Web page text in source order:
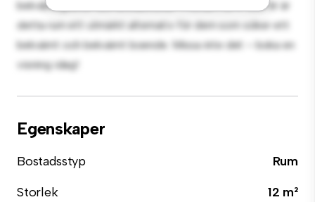
bekvämligheter och attraktioner. Prisvärt till 4 500 kr är
detta rum ett utmärkt alternativ för dem som söker ett
bekvämt och bekvämt boende. Missa inte det – boka en
visning idag!
Egenskaper
Bostadsstyp
Rum
Storlek
12 m²